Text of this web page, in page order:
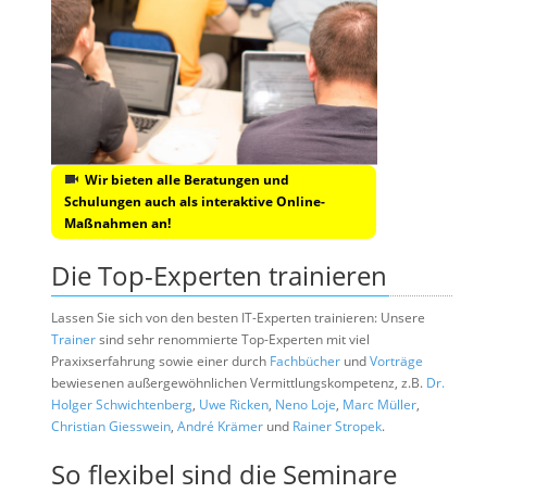
Wir bieten alle Beratungen und
Schulungen auch als interaktive Online-
Maßnahmen an!
Die Top-Experten trainieren
Lassen Sie sich von den besten IT-Experten trainieren: Unsere
Trainersind sehr renommierte Top-Experten mit viel
Praxixserfahrung sowie einer durch Fachbücher undVorträge
bewiesenen außergewöhnlichen Vermittlungskompetenz, z.B. Dr.
Holger Schwichtenberg, Uwe Ricken, Neno Loje, Marc Müller,
Christian Giesswein, André Krämer und Rainer Stropek.
So flexibel sind die Seminare